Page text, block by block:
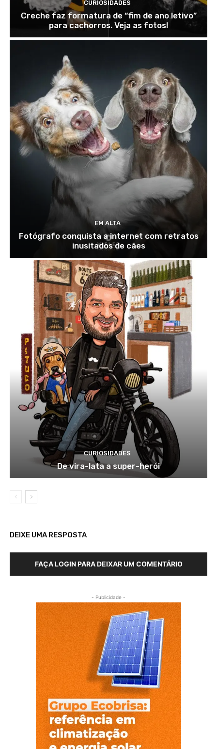
CURIOSIDADES
Creche faz formatura de “fim de ano letivo”
para cachorros. Veja as fotos!
EM ALTA
Fotógrafo conquista a internet com retratos
inusitados de cães
CURIOSIDADES
De vira-lata a super-herói
DEIXE UMA RESPOSTA
FAÇA LOGIN PARA DEIXAR UM COMENTÁRIO
- Publicidade -